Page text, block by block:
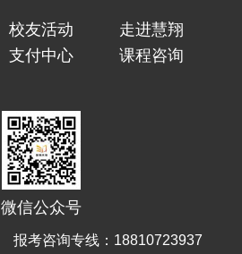
校友活动
走进慧翔
支付中心
课程咨询
微信公众号
报考咨询专线：18810723937